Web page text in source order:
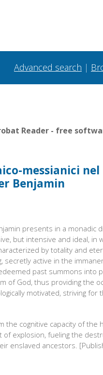
Advanced search |
Reader - free
messianici nel
Benjamin
presents in a monadic
but intensive and ideal, in
by totality and
secretly active in the
past summons into
of God, thus providing the
motivated, striving
the cognitive capacity of the
explosion, fueling the
enslaved ancestors.